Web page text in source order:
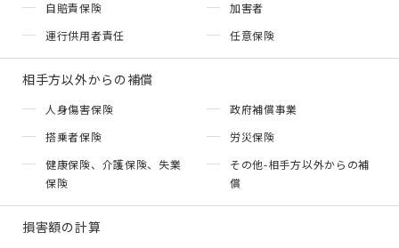
自賠責保険
加害者
運行供用者責任
任意保険
相手方以外からの補償
人身傷害保険
政府補償事業
搭乗者保険
労災保険
健康保険、介護保険、失業
保険
その他-相手方以外からの補
償
損害額の計算